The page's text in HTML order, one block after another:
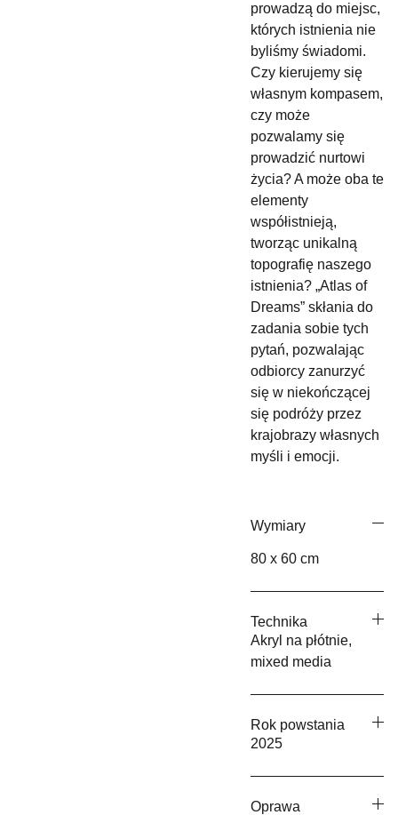
prowadzą do miejsc,
których istnienia nie
byliśmy świadomi.
Czy kierujemy się
własnym kompasem,
czy może
pozwalamy się
prowadzić nurtowi
życia? A może oba te
elementy
współistnieją,
tworząc unikalną
topografię naszego
istnienia? „Atlas of
Dreams” skłania do
zadania sobie tych
pytań, pozwalając
odbiorcy zanurzyć
się w niekończącej
się podróży przez
krajobrazy własnych
myśli i emocji.
Wymiary
80 x 60 cm
Technika
Akryl na płótnie,
mixed media
Rok powstania
2025
Oprawa